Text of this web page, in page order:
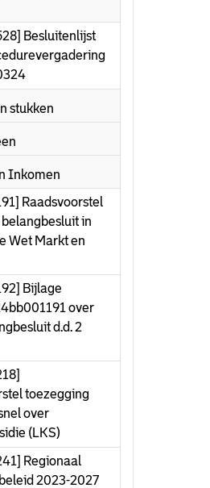
Besluitenlijst
stukken
Inkomen
Raadsvoorstel
in
Wet Markt en
Bijlage
over
d.d. 2
toezegging
over
(LKS)
Regionaal
2023-2027